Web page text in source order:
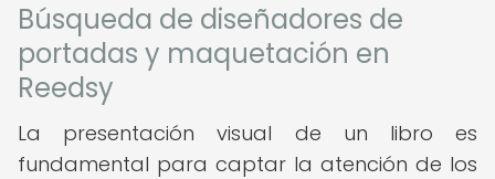
Búsqueda de diseñadores de
portadas y maquetación en
Reedsy
La presentación visual de un libro es
fundamental para captar la atención de los